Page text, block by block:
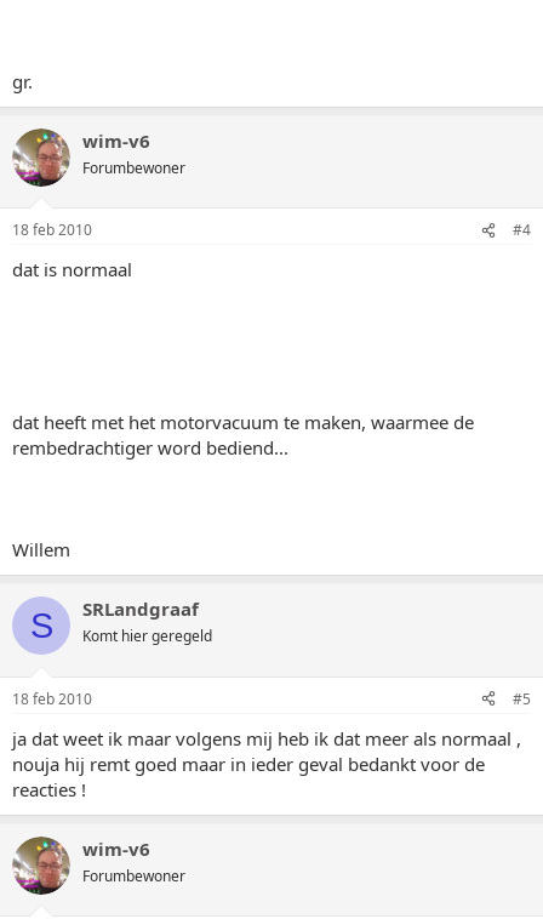
gr.
wim-v6
Forumbewoner
18 feb 2010 #4
dat is normaal
dat heeft met het motorvacuum te maken, waarmee de
rembedrachtiger word bediend...
Willem
S SRLandgraaf
Komt hier geregeld
18 feb 2010 #5
ja dat weet ik maar volgens mij heb ik dat meer als normaal ,
nouja hij remt goed maar in ieder geval bedankt voor de
reacties !
wim-v6
Forumbewoner